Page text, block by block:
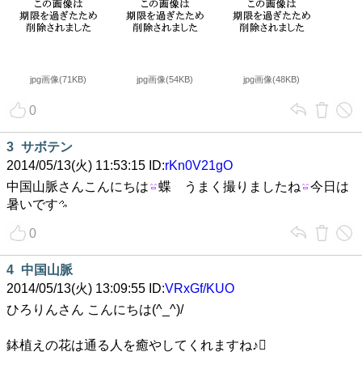
jpg画像(71KB) jpg画像(54KB) jpg画像(48KB)
0
3 サボテン
2014/05/13(火) 11:53:15 ID:rKn0V21gO
中国山脈さんこんにちは
蝶 うまく撮りましたね
今日は
暑いです
0
4 中国山脈
2014/05/13(火) 13:09:55 ID:VRxGf/KUO
ひろりんさん こんにちは(^_^)/
鉢植えの花は通る人を癒やしてくれますね♪